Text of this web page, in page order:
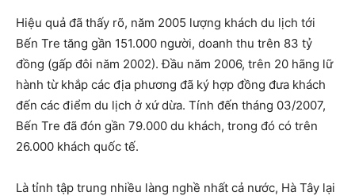
Hiệu quả đã thấy rõ, năm 2005 lượng khách du lịch tới
Bến Tre tăng gần 151.000 người, doanh thu trên 83 tỷ
đồng (gấp đôi năm 2002). Đầu năm 2006, trên 20 hãng lữ
hành từ khắp các địa phương đã ký hợp đồng đưa khách
đến các điểm du lịch ở xứ dừa. Tính đến tháng 03/2007,
Bến Tre đã đón gần 79.000 du khách, trong đó có trên
26.000 khách quốc tế.
Là tỉnh tập trung nhiều làng nghề nhất cả nước, Hà Tây lại